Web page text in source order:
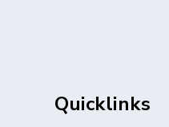
Quicklinks